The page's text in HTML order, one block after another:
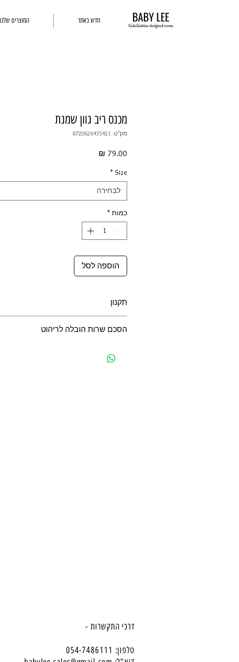
חדש באתר המוצרים שלנו
מכנס ריב גוון שמנת
מק"ט: 8720626435421
Size
*
לבחירה
כמות *
הוספה לסל
תקנון
הסכם שרות הובלה לריהוט
דרכי התקשרות -
טלפון: 054-7486111